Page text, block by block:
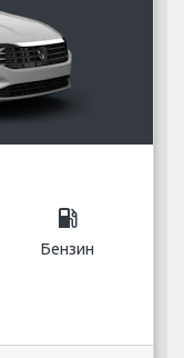
local_gas_station
Бензин